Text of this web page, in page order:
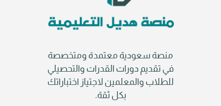
منصة سعودية معتمدة ومتخصصة
في تقديم دورات القدرات والتحصيلي
للطلاب والمعلمين لاجتياز اختباراتك
بكل ثقة.